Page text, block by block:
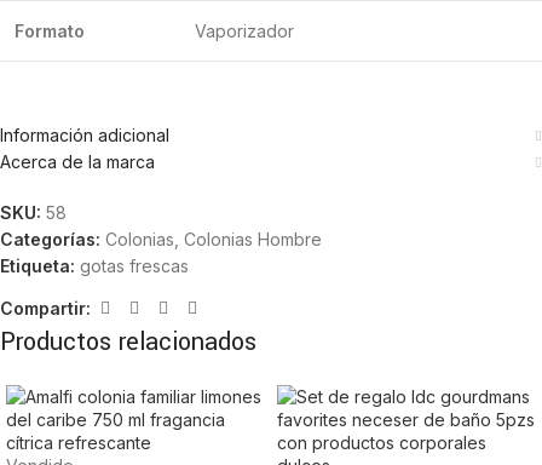
Formato Vaporizador
Información adicional
Acerca de la marca
SKU: 58
Categorías: Colonias Colonias Hombre
Etiqueta: gotas frescas
Compartir:
Productos relacionados